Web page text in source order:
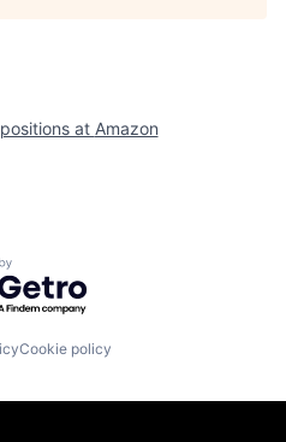
at Amazon
by Getro.com
Cookie policy